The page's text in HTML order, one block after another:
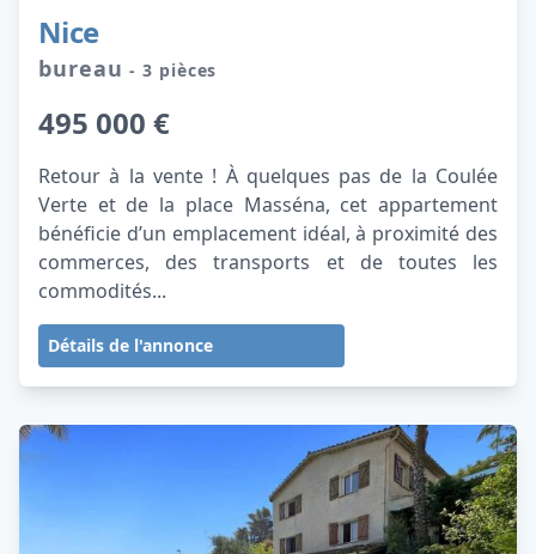
Nice
bureau- 3 pièces
495 000 €
Retour à la vente ! À quelques pas de la Coulée
Verte et de la place Masséna, cet appartement
bénéficie d’un emplacement idéal, à proximité des
commerces, des transports et de toutes les
commodités...
Détails de l'annonce